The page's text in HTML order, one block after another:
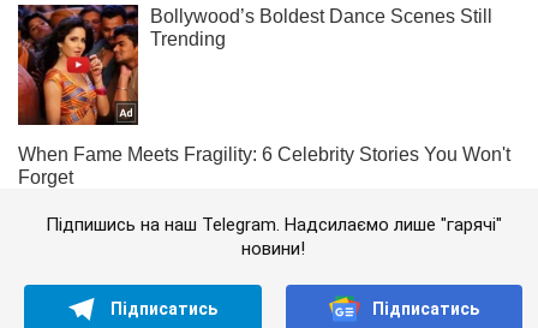
Підпишись на наш Telegram. Надсилаємо лише "гарячі"
новини!
Підписатись Підписатись